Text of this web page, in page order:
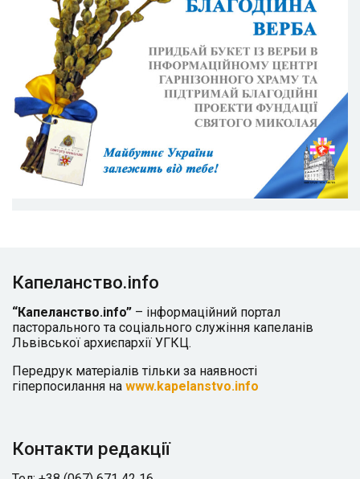
Капеланство.info
“Капеланство.info” – інформаційний портал
пасторального та соціального служіння капеланів
Львівської архиєпархії УГКЦ.
Передрук матеріалів тільки за наявності
гіперпосилання на www.kapelanstvo.info
Контакти редакції